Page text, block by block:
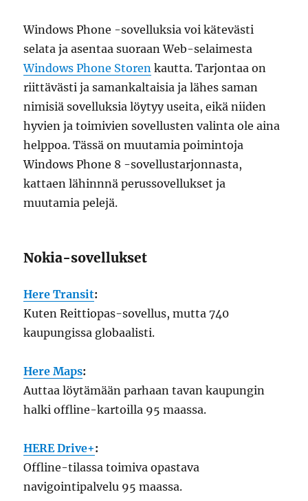
Windows Phone -sovelluksia voi kätevästi
selata ja asentaa suoraan Web-selaimesta
Windows Phone Storen kautta. Tarjontaa on
riittävästi ja samankaltaisia ja lähes saman
nimisiä sovelluksia löytyy useita, eikä niiden
hyvien ja toimivien sovellusten valinta ole aina
helppoa. Tässä on muutamia poimintoja
Windows Phone 8 -sovellustarjonnasta,
kattaen lähinnnä perussovellukset ja
muutamia pelejä.
Nokia-sovellukset
Here Transit:
Kuten Reittiopas-sovellus, mutta 740
kaupungissa globaalisti.
Here Maps:
Auttaa löytämään parhaan tavan kaupungin
halki offline-kartoilla 95 maassa.
HERE Drive+:
Offline-tilassa toimiva opastava
navigointipalvelu 95 maassa.